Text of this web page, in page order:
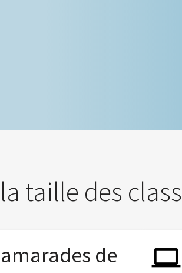
taille des
de